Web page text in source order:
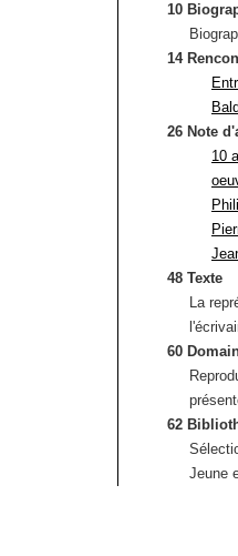
10
14
26 Note
10
48 Texte
La
60
62
Jeune